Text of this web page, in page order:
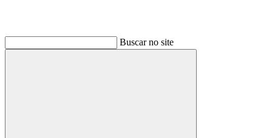
Buscar no site